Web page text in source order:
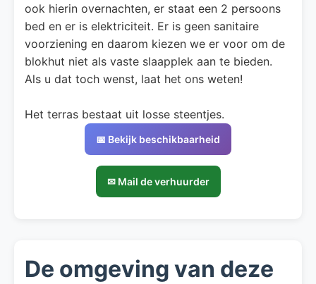
ook hierin overnachten, er staat een 2 persoons
bed en er is elektriciteit. Er is geen sanitaire
voorziening en daarom kiezen we er voor om de
blokhut niet als vaste slaapplek aan te bieden.
Als u dat toch wenst, laat het ons weten!
Het terras bestaat uit losse steentjes.
📅 Bekijk beschikbaarheid
✉ Mail de verhuurder
De omgeving van deze